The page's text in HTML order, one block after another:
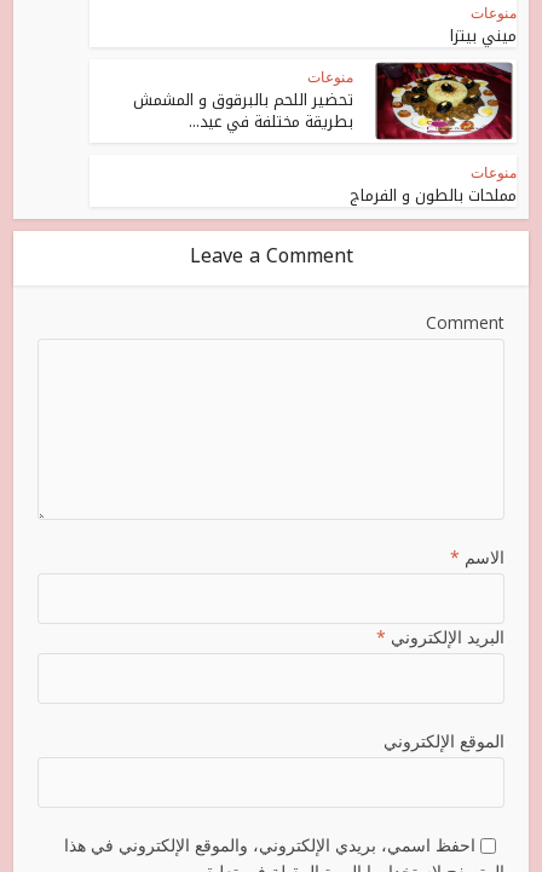
منوعات
ميني بيتزا
منوعات
تحضير اللحم بالبرقوق و المشمش
بطريقة مختلفة في عيد...
منوعات
مملحات بالطون و الفرماج
Leave a Comment
Comment
الاسم *
البريد الإلكتروني *
الموقع الإلكتروني
احفظ اسمي، بريدي الإلكتروني، والموقع الإلكتروني في هذا